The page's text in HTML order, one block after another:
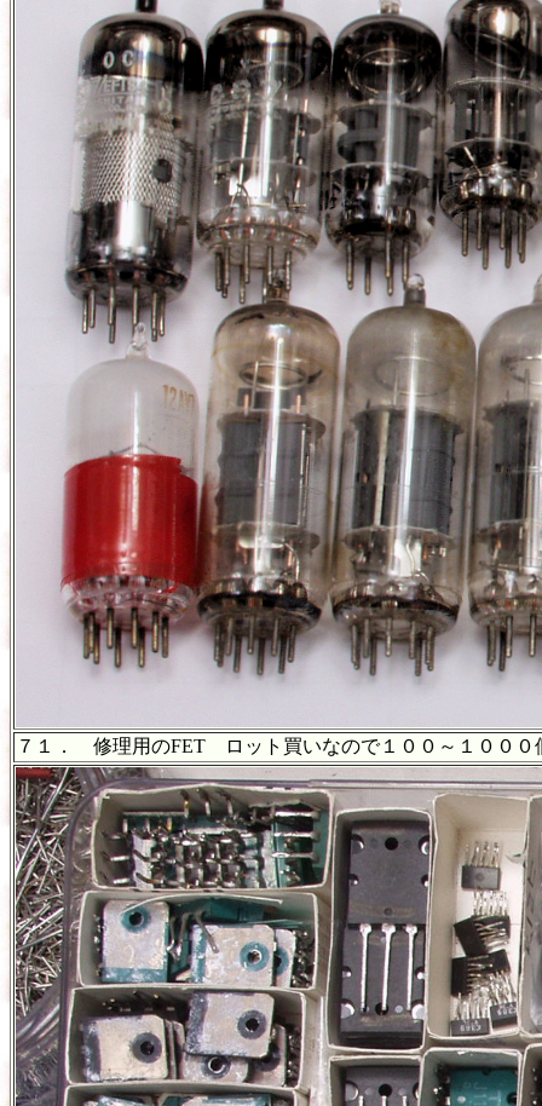
７１． 修理用のFET ロット買いなので１００～１０００